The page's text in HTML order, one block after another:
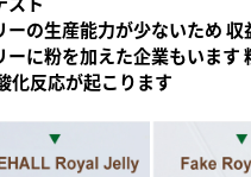
ーの生産能力が少ないため
ーに粉を加えた企業もいます
化反応が起こります